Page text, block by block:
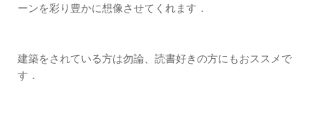
ーンを彩り豊かに想像させてくれます．
建築をされている方は勿論、読書好きの方にもおススメで
す．